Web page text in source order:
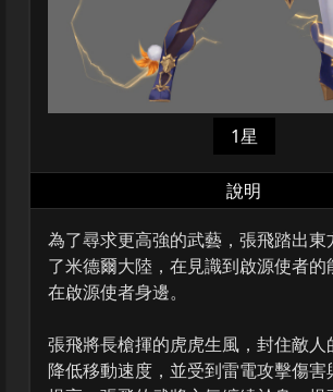
1星
說明
為了尋求更高強的武藝，張飛踏出東
了米德爾大陸，在見識到啟源使者的
在啟源使者身邊。
張飛將長槍揮的虎虎生風，封住敵人
降低移動速度，並受到雷電攻擊傷害